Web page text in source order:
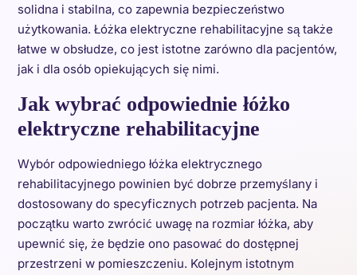
solidna i stabilna, co zapewnia bezpieczeństwo
użytkowania. Łóżka elektryczne rehabilitacyjne są także
łatwe w obsłudze, co jest istotne zarówno dla pacjentów,
jak i dla osób opiekujących się nimi.
Jak wybrać odpowiednie łóżko
elektryczne rehabilitacyjne
Wybór odpowiedniego łóżka elektrycznego
rehabilitacyjnego powinien być dobrze przemyślany i
dostosowany do specyficznych potrzeb pacjenta. Na
początku warto zwrócić uwagę na rozmiar łóżka, aby
upewnić się, że będzie ono pasować do dostępnej
przestrzeni w pomieszczeniu. Kolejnym istotnym